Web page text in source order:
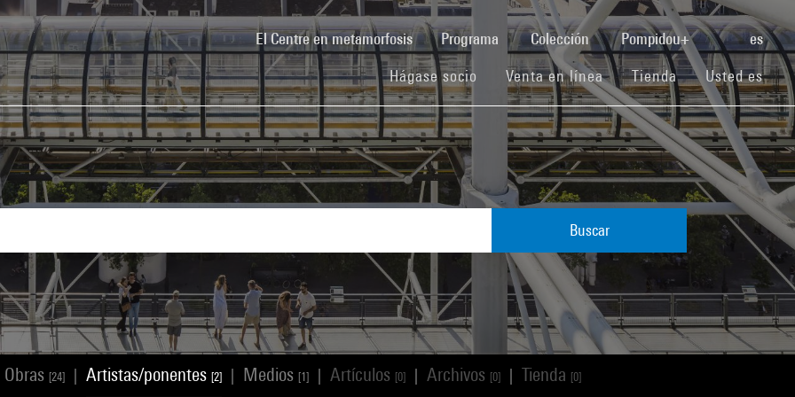
El Centre en metamorfosis(current)Programa Colección Pompidou+ es
Hágase socio (current)
Venta en línea(current)
Tienda(current)Usted es
Buscar
Obras [24] Artistas/ponentes [2] Medios [1] Artículos [0] Archivos [0] Tienda [0]